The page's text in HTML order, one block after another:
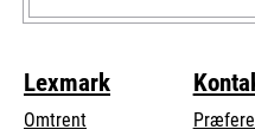
Lexmark
Omtrent